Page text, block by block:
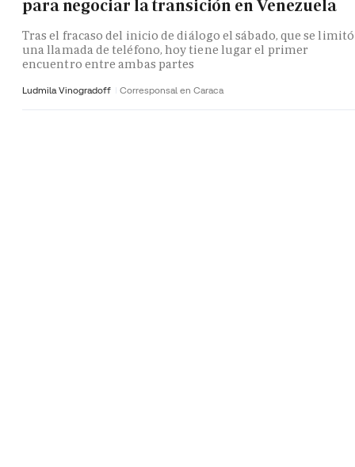
para negociar la transición en Venezuela
Tras el fracaso del inicio de diálogo el sábado, que se
una llamada de teléfono, hoy tiene lugar el primer
encuentro entre ambas partes
Ludmila Vinogradoff Corresponsal en Caraca